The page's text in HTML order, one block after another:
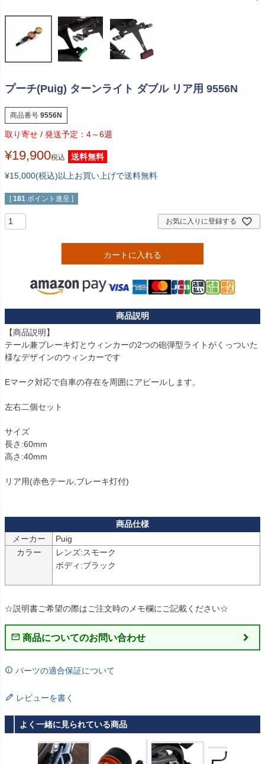
プーチ(Puig) ターンライト ダブル リア用 9556N
商品番号 9556N
4～6週
¥19,900税込
送料無料
¥15,000(税込)以上お買い上げで送料無料
[ 181 ポイント進呈 ]
お気に入りに登録する
カートに入れる
【商品説明】
テール兼ブレーキ灯とウィンカーの2つの砲弾型ライトがくっついた
様なデザインのウィンカーです
Eマーク対応で自車の存在を周囲にアピールします。
左右二個セット
サイズ
長さ:60mm
高さ:40mm
リア用(赤色テール,ブレーキ灯付)
メーカー
Puig
カラー
レンズ:スモーク
ボディ:ブラック
☆説明書ご希望の際はご注文時のメモ欄にご記載ください☆
商品についてのお問い合わせ
パーツの適合保証について
レビューを書く
よく一緒に見られている商品